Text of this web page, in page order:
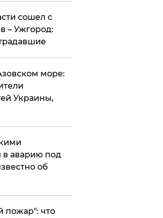
сошел с
– Ужгород:
море:
Украины,
в аварию под
об
пожар": что